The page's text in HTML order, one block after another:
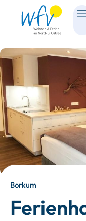
Borkum